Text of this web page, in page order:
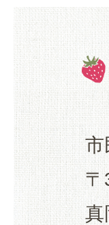
市
〒
真